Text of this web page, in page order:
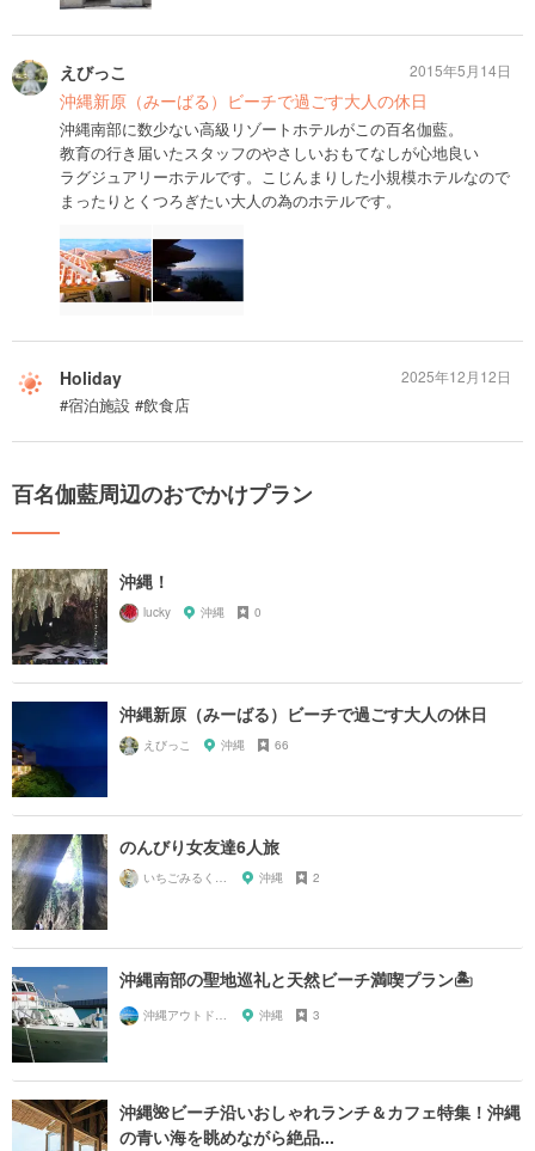
えびっこ
沖縄新原（みーばる）ビーチで過ごす大人の休日
沖縄南部に数少ない高級リゾートホテルがこの百名伽藍。
教育の行き届いたスタッフのやさしいおもてなしが心地良い
ラグジュアリーホテルです。こじんまりした小規模ホテルなので
まったりとくつろぎたい大人の為のホテルです。
2015年5月14日
Holiday
#宿泊施設 #飲食店
2025年12月12日
百名伽藍周辺のおでかけプラン
沖縄！
lucky 沖縄 0
沖縄新原（みーばる）ビーチで過ごす大人の休日
えびっこ 沖縄 66
のんびり女友達6人旅
いちごみるく0707 沖縄 2
沖縄南部の聖地巡礼と天然ビーチ満喫プラン🏝
沖縄アウトドアマップ🗺 沖縄 3
沖縄🌺ビーチ沿いおしゃれランチ＆カフェ特集！沖縄
の青い海を眺めながら絶品...